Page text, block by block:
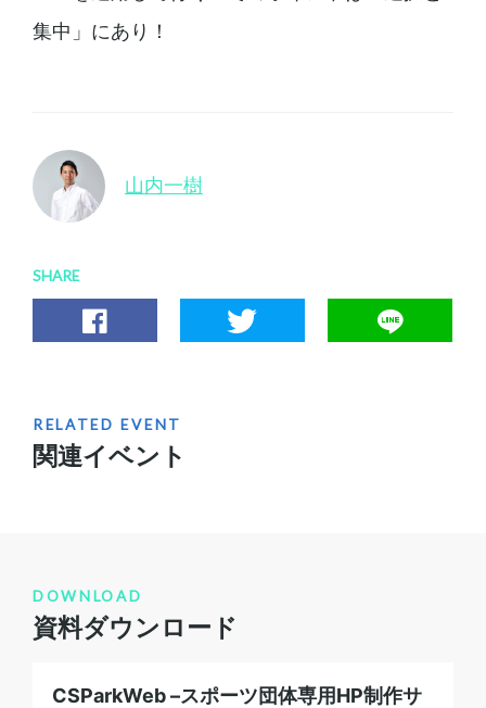
集中」にあり！
山内一樹
SHARE
RELATED EVENT
関連イベント
DOWNLOAD
資料ダウンロード
CSParkWeb –スポーツ団体専用HP制作サ